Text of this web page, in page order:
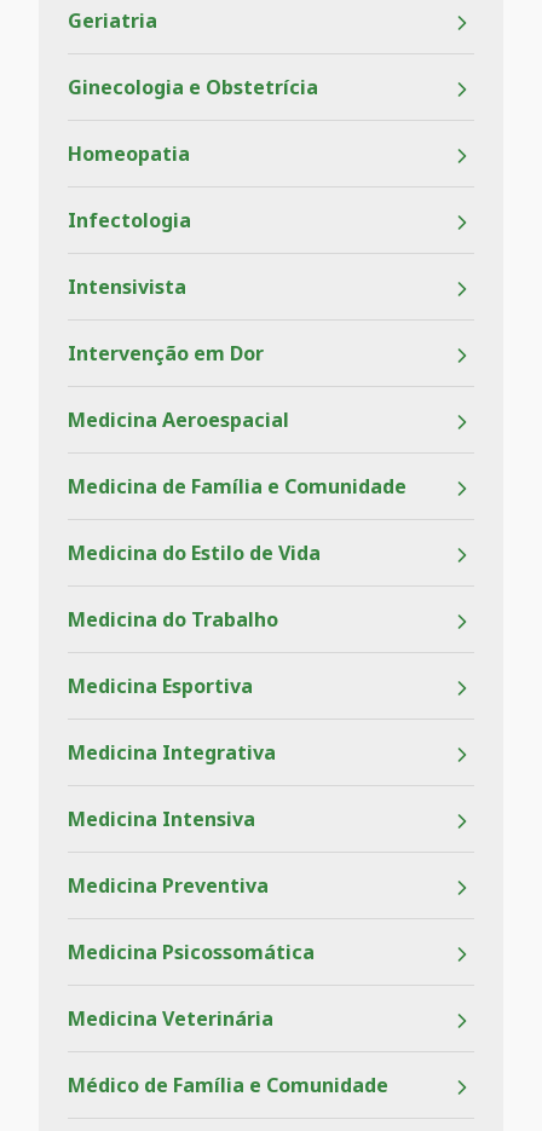
Geriatria
Ginecologia e Obstetrícia
Homeopatia
Infectologia
Intensivista
Intervenção em Dor
Medicina Aeroespacial
Medicina de Família e Comunidade
Medicina do Estilo de Vida
Medicina do Trabalho
Medicina Esportiva
Medicina Integrativa
Medicina Intensiva
Medicina Preventiva
Medicina Psicossomática
Medicina Veterinária
Médico de Família e Comunidade